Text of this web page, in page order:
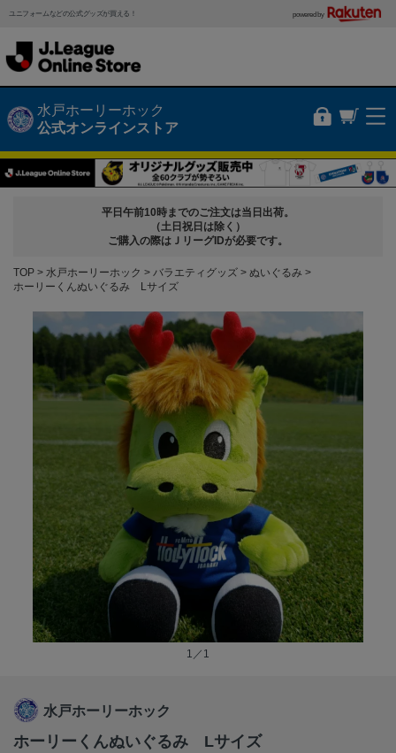
ユニフォームなどの公式グッズが買える！ powered by
水戸ホーリーホック
公式オンラインストア
平日午前10時までのご注文は当日出荷。
（土日祝日は除く）
ご購入の際はＪリーグIDが必要です。
TOP 水戸ホーリーホック バラエティグッズ
ぬいぐるみ
ホーリーくんぬいぐるみ Lサイズ
1／1
水戸ホーリーホック
ホーリーくんぬいぐるみ Lサイズ